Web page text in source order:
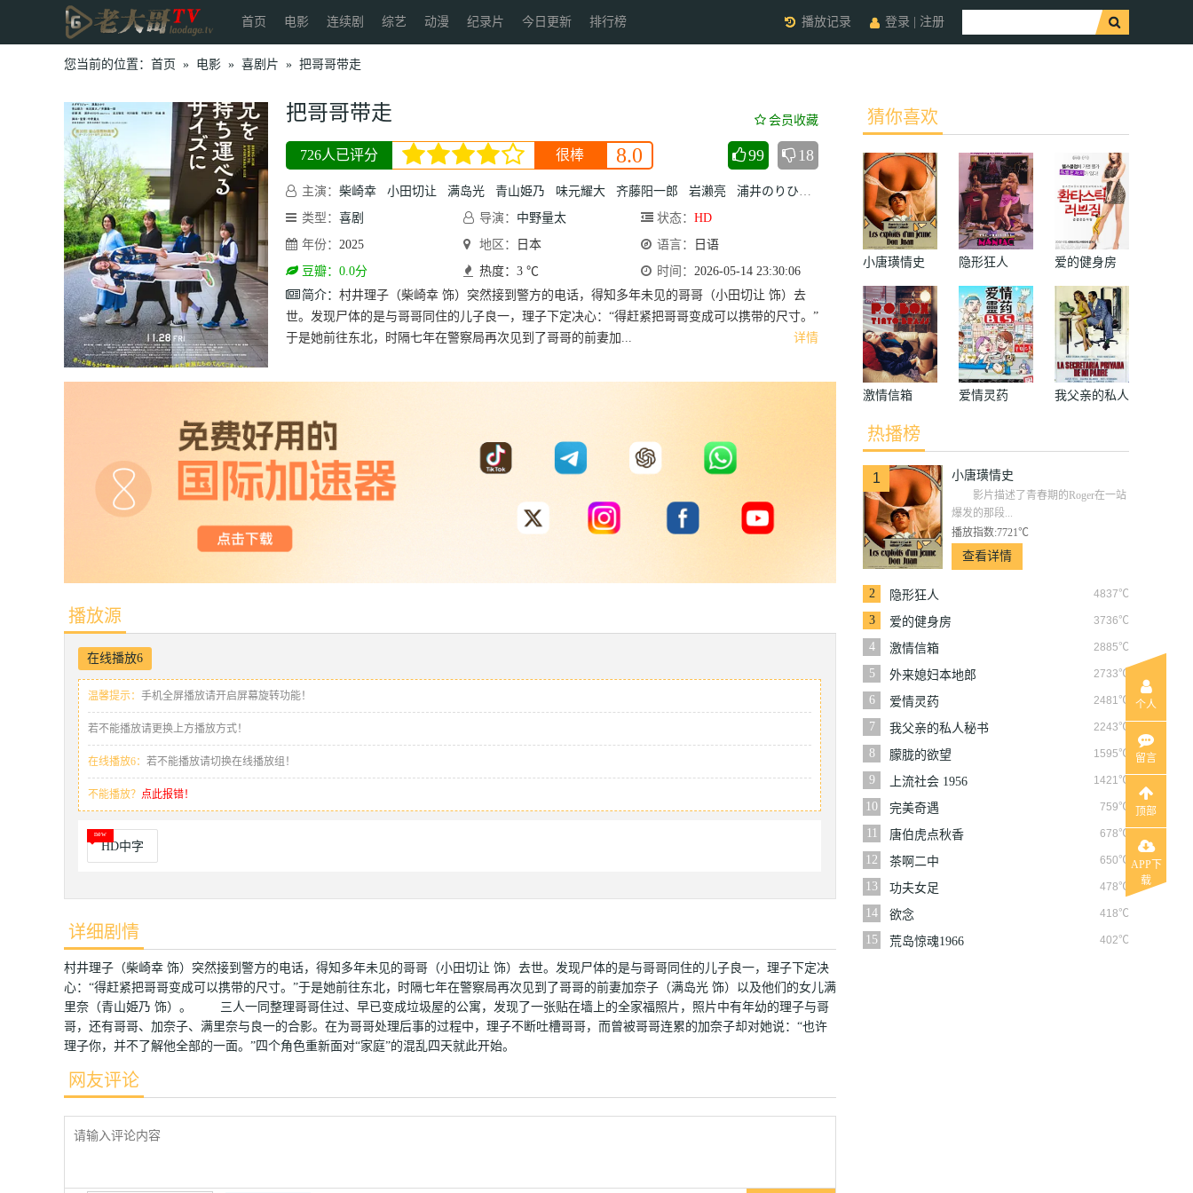
首页 电影 连续剧 综艺 动漫 纪录片 今日更新 排行榜 登录 注册
播放记录
您当前的位置： 首页 » 电影 » 喜剧片 » 把哥哥带走
把哥哥带走 会员收藏
726人已评分 很棒 8.0 99 18
主演： 柴崎幸 小田切让 满岛光 青山姫乃 味元耀大 齐藤阳一郎 岩濑亮 浦井のりひろ 村川绘梨 不破万作
吹越满
类型： 喜剧 导演： 中野量太 状态： HD
年份： 2025 地区： 日本 语言：
日语
豆瓣：0.0分
热度：3 ℃ 时间： 2026-05-14 23:30:06
简介：
详情
村井理子（柴崎幸 饰）突然接到警方的电话，得知多年未见的哥哥（小田切让 饰）去
世。发现尸体的是与哥哥同住的儿子良一，理子下定决心：“得赶紧把哥哥变成可以携带的尺寸。”
于是她前往东北，时隔七年在警察局再次见到了哥哥的前妻加...
播放源
在线播放6
温馨提示： 手机全屏播放请开启屏幕旋转功能！
若不能播放请更换上方播放方式！
在线播放6： 若不能播放请切换在线播放组！
不能播放？ 点此报错！
HD中字
详细剧情
村井理子（柴崎幸 饰）突然接到警方的电话，得知多年未见的哥哥（小田切让 饰）去世。发现尸体的是与哥哥同住的儿子良一，理子下定决
心：“得赶紧把哥哥变成可以携带的尺寸。”于是她前往东北，时隔七年在警察局再次见到了哥哥的前妻加奈子（满岛光 饰）以及他们的女儿满
里奈（青山姫乃 饰）。 三人一同整理哥哥住过、早已变成垃圾屋的公寓，发现了一张贴在墙上的全家福照片，照片中有年幼的理子与哥
哥，还有哥哥、加奈子、满里奈与良一的合影。在为哥哥处理后事的过程中，理子不断吐槽哥哥，而曾被哥哥连累的加奈子却对她说：“也许
理子你，并不了解他全部的一面。”四个角色重新面对“家庭”的混乱四天就此开始。
网友评论
猜你喜欢
小唐璜情史 隐形狂人 爱的健身房
激情信箱 爱情灵药
我父亲的私人
热播榜
1 小唐璜情史
影片描述了青春期的Roger在一站
爆发的那段...
播放指数:7721℃
查看详情
2 4837℃
隐形狂人
3
3736℃
爱的健身房
4
2885℃
激情信箱
5
2733℃
外来媳妇本地郎
6
2481℃
爱情灵药
7
2243℃
我父亲的私人秘书
8
1595℃
朦胧的欲望
9
1421℃
上流社会 1956
10
759℃
完美奇遇
11
678℃
唐伯虎点秋香
12
650℃
茶啊二中
13
478℃
功夫女足
14
418℃
欲念
15
402℃
荒岛惊魂1966
个人
留言
顶部
APP下
载